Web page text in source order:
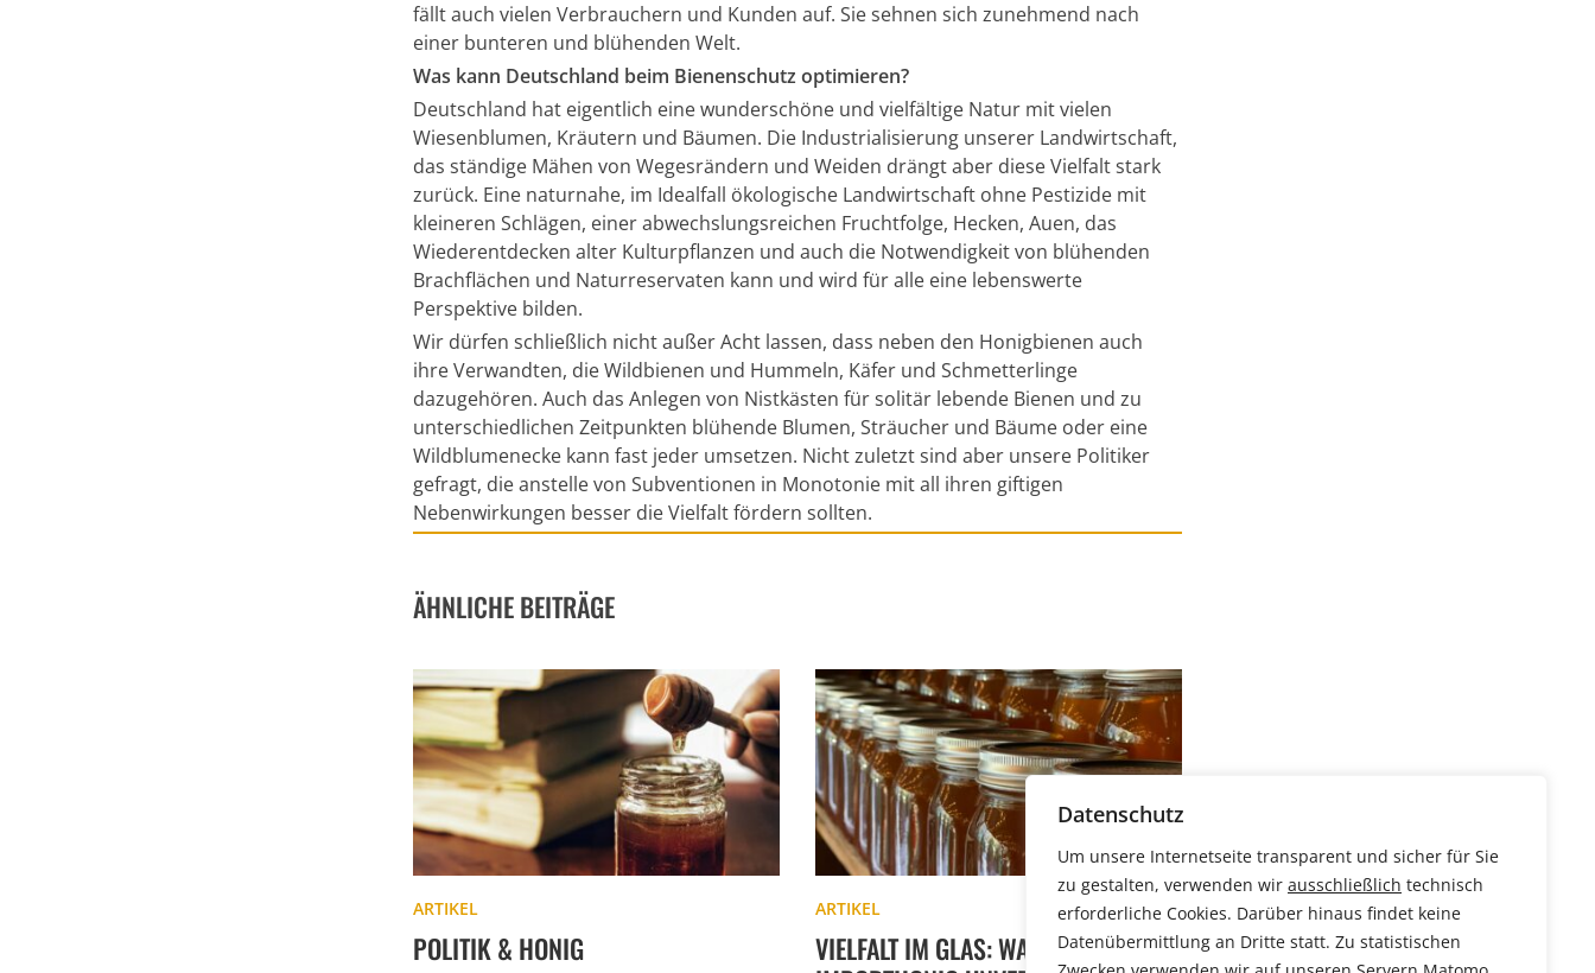
Datenschutz
Um unsere Internetseite transparent und sicher für Sie
zu gestalten, verwenden wir ausschließlich technisch
erforderliche Cookies. Darüber hinaus findet keine
Datenübermittlung an Dritte statt. Zu statistischen
fällt auch vielen Verbrauchern und Kunden auf. Sie sehnen sich zunehmend nach
einer bunteren und blühenden Welt.
Was kann Deutschland beim Bienenschutz optimieren?
Deutschland hat eigentlich eine wunderschöne und vielfältige Natur mit vielen
Wiesenblumen, Kräutern und Bäumen. Die Industrialisierung unserer Landwirtschaft,
das ständige Mähen von Wegesrändern und Weiden drängt aber diese Vielfalt stark
zurück. Eine naturnahe, im Idealfall ökologische Landwirtschaft ohne Pestizide mit
kleineren Schlägen, einer abwechslungsreichen Fruchtfolge, Hecken, Auen, das
Wiederentdecken alter Kulturpflanzen und auch die Notwendigkeit von blühenden
Brachflächen und Naturreservaten kann und wird für alle eine lebenswerte
Perspektive bilden.
Wir dürfen schließlich nicht außer Acht lassen, dass neben den Honigbienen auch
ihre Verwandten, die Wildbienen und Hummeln, Käfer und Schmetterlinge
dazugehören. Auch das Anlegen von Nistkästen für solitär lebende Bienen und zu
unterschiedlichen Zeitpunkten blühende Blumen, Sträucher und Bäume oder eine
Wildblumenecke kann fast jeder umsetzen. Nicht zuletzt sind aber unsere Politiker
gefragt, die anstelle von Subventionen in Monotonie mit all ihren giftigen
Nebenwirkungen besser die Vielfalt fördern sollten.
ÄHNLICHE BEITRÄGE
ARTIKEL
POLITIK & HONIG
ARTIKEL
VIELFALT IM GLAS: WARUM